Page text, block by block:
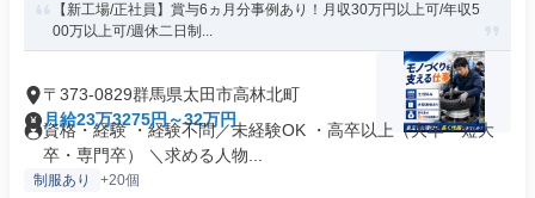
【新工場/正社員】賞与6ヵ月分事例あり！月収30万円以上可/年収5
00万以上可/週休二日制...
〒373-0829群馬県太田市高林北町
月給23万3275円～32万円
資格・経験 ・経験不問／未経験OK ・高卒以上（大卒・短大
卒・専門卒） ＼求める人物...
制服あり +20個